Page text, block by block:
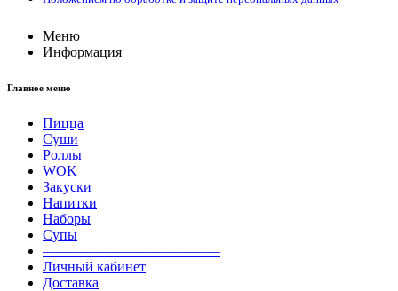
Меню
Информация
Главное меню
Пицца
Суши
Роллы
WOK
Закуски
Напитки
Наборы
Супы
————————————–
Личный кабинет
Доставка